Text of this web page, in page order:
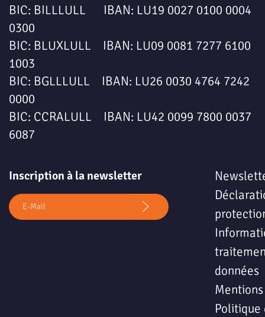
BIC: BILLLULL IBAN: LU19 0027 0100 0004
0300
BIC: BLUXLULL IBAN: LU09 0081 7277 6100
1003
BIC: BGLLLULL IBAN: LU26 0030 4764 7242
0000
BIC: CCRALULL IBAN: LU42 0099 7800 0037
6087
Inscription à la newsletter
données
Politique